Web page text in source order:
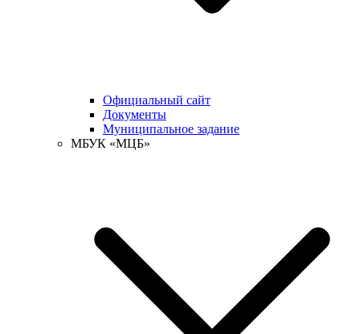
Официальный сайт
Документы
Муниципальное задание
МБУК «МЦБ»